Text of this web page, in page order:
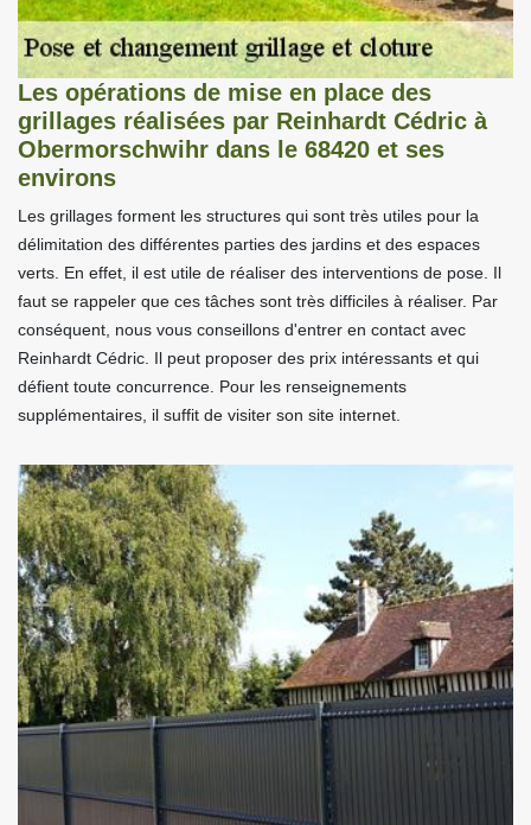
Les opérations de mise en place des
grillages réalisées par Reinhardt Cédric à
Obermorschwihr dans le 68420 et ses
environs
Les grillages forment les structures qui sont très utiles pour la
délimitation des différentes parties des jardins et des espaces
verts. En effet, il est utile de réaliser des interventions de pose. Il
faut se rappeler que ces tâches sont très difficiles à réaliser. Par
conséquent, nous vous conseillons d'entrer en contact avec
Reinhardt Cédric. Il peut proposer des prix intéressants et qui
défient toute concurrence. Pour les renseignements
supplémentaires, il suffit de visiter son site internet.